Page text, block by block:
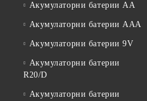
Акумулаторни батерии АА
Акумулаторни батерии AAA
Акумулаторни батерии 9V
Акумулаторни батерии
R20/D
Акумулаторни батерии